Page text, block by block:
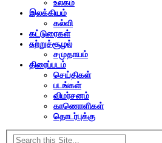
உலகம்
இலக்கியம்
கல்வி
கட்டுரைகள்
சுற்றுச்சூழல்
சமுதாயம்
திரைப்படம்
செய்திகள்
படங்கள்
விமர்சனம்
காணொளிகள்
தொடர்புக்கு